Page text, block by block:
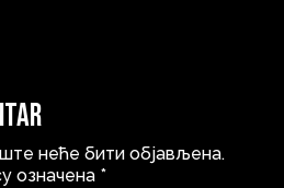
неће бити објављена.
означена *